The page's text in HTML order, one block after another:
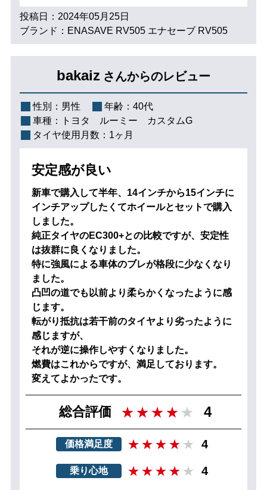
投稿日：2024年05月25日
ブランド：ENASAVE RV505 エナセーブ RV505
bakaiz さんからのレビュー
性別： 男性 年齢： 40代
車種：
トヨタ ルーミー カスタムG
タイヤ使用月数： 1ヶ月
安定感が良い
新車で購入して半年、14インチから15インチに
インチアップしたくてホイールとセットで購入
しました。
純正タイヤのEC300+との比較ですが、安定性
は抜群に良くなりました。
特に強風による車体のブレが格段に少なくなり
ました。
凸凹の道でも以前より柔らかくなったように感
じます。
転がり抵抗は若干前のタイヤより劣ったように
感じますが、
それが逆に操作しやすくなりました。
燃費はこれからですが、満足しております。
変えてよかったです。
総合評価 4
価格満足度 4
乗り心地 4